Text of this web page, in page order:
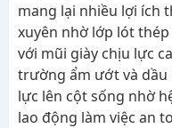
mang lại nhiều lợi ích
xuyên nhờ lớp lót thép
với mũi giày chịu lực
trường ẩm ướt và
lực lên cột sống nhờ
lao động làm việc an